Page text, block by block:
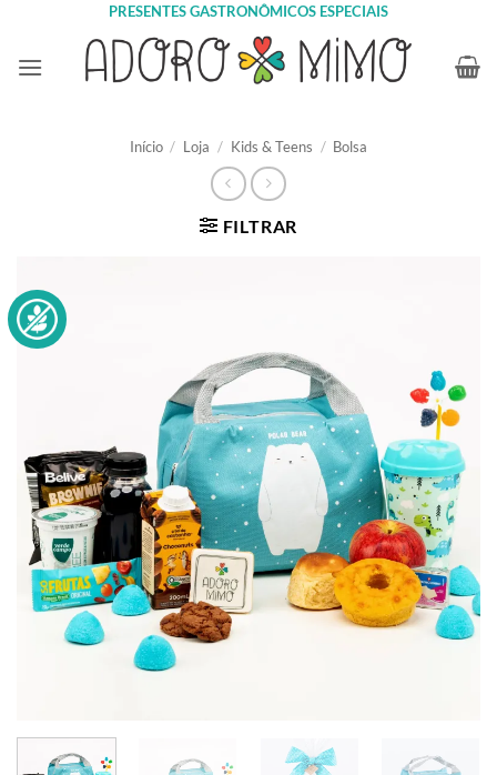
content
PRESENTES GASTRONÔMICOS ESPECIAIS
Início / Loja / Kids & Teens / Bolsa
FILTRAR